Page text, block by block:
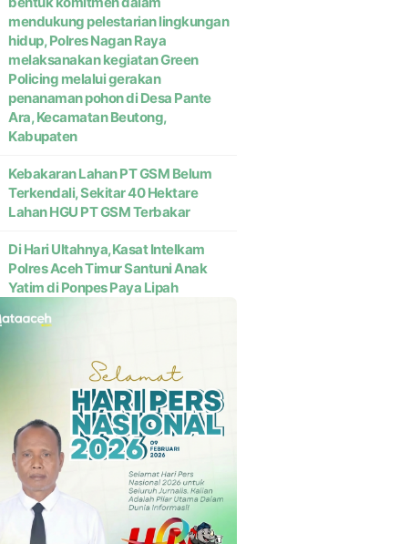
mendukung pelestarian lingkungan
hidup, Polres Nagan Raya
melaksanakan kegiatan Green
Policing melalui gerakan
penanaman pohon di Desa Pante
Ara, Kecamatan Beutong,
Kabupaten
Kebakaran Lahan PT GSM Belum
Terkendali, Sekitar 40 Hektare
Lahan HGU PT GSM Terbakar
Di Hari Ultahnya,Kasat Intelkam
Polres Aceh Timur Santuni Anak
Yatim di Ponpes Paya Lipah